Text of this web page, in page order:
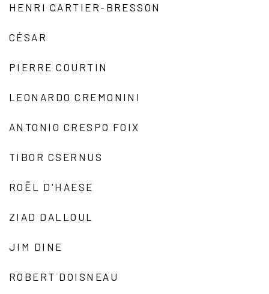
HENRI CARTIER-BRESSON
CÉSAR
PIERRE COURTIN
LEONARDO CREMONINI
ANTONIO CRESPO FOIX
TIBOR CSERNUS
ROËL D'HAESE
ZIAD DALLOUL
JIM DINE
ROBERT DOISNEAU